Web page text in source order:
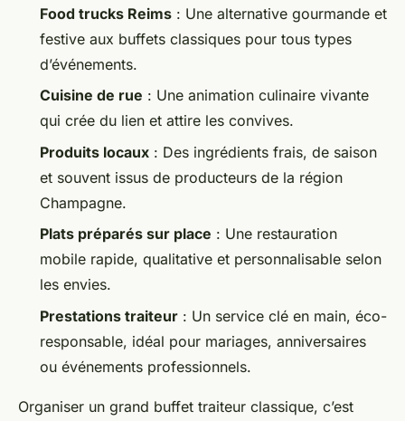
Food trucks Reims : Une alternative gourmande et
festive aux buffets classiques pour tous types
d’événements.
Cuisine de rue : Une animation culinaire vivante
qui crée du lien et attire les convives.
Produits locaux : Des ingrédients frais, de saison
et souvent issus de producteurs de la région
Champagne.
Plats préparés sur place : Une restauration
mobile rapide, qualitative et personnalisable selon
les envies.
Prestations traiteur : Un service clé en main, éco-
responsable, idéal pour mariages, anniversaires
ou événements professionnels.
Organiser un grand buffet traiteur classique, c’est